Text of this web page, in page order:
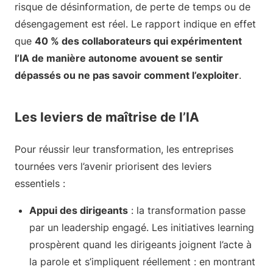
risque de désinformation, de perte de temps ou de
désengagement est réel. Le rapport indique en effet
que 40 % des collaborateurs qui expérimentent
l’IA de manière autonome avouent se sentir
dépassés ou ne pas savoir comment l’exploiter.
Les leviers de maîtrise de l’IA
Pour réussir leur transformation, les entreprises
tournées vers l’avenir priorisent des leviers
essentiels :
Appui des dirigeants : la transformation passe
par un leadership engagé. Les initiatives learning
prospèrent quand les dirigeants joignent l’acte à
la parole et s’impliquent réellement : en montrant